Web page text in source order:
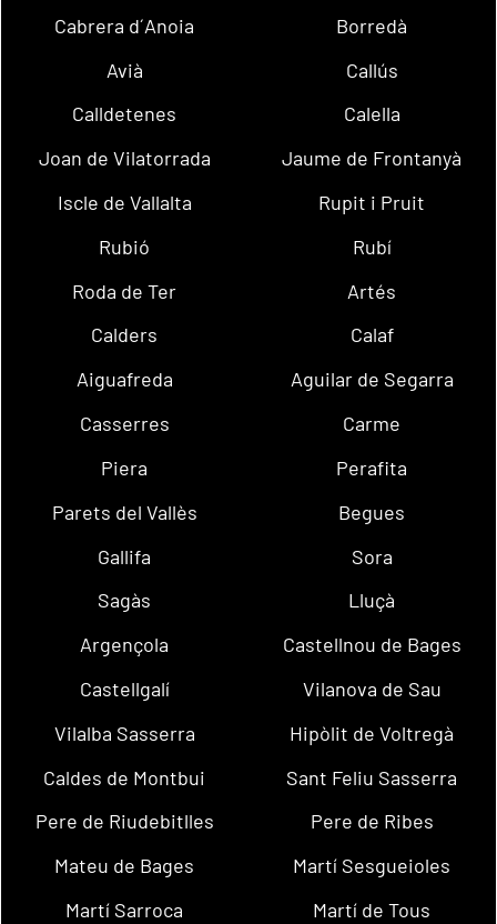
Cabrera d´Anoia
Borredà
Avià
Callús
Calldetenes
Calella
Joan de Vilatorrada
Jaume de Frontanyà
Iscle de Vallalta
Rupit i Pruit
Rubió
Rubí
Roda de Ter
Artés
Calders
Calaf
Aiguafreda
Aguilar de Segarra
Casserres
Carme
Piera
Perafita
Parets del Vallès
Begues
Gallifa
Sora
Sagàs
Lluçà
Argençola
Castellnou de Bages
Castellgalí
Vilanova de Sau
Vilalba Sasserra
Hipòlit de Voltregà
Caldes de Montbui
Sant Feliu Sasserra
Pere de Riudebitlles
Pere de Ribes
Mateu de Bages
Martí Sesgueioles
Martí Sarroca
Martí de Tous